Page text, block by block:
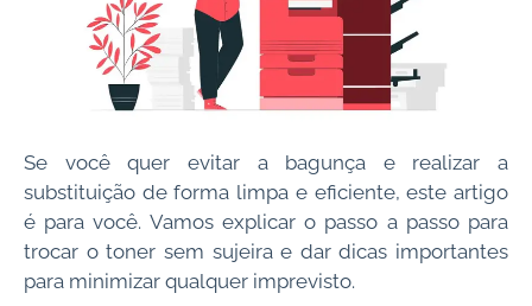
Se você quer evitar a bagunça e realizar a
substituição de forma limpa e eficiente, este artigo
é para você. Vamos explicar o passo a passo para
trocar o toner sem sujeira e dar dicas importantes
para minimizar qualquer imprevisto.